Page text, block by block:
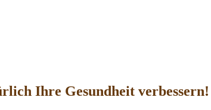
Ihre Gesundheit verbessern!